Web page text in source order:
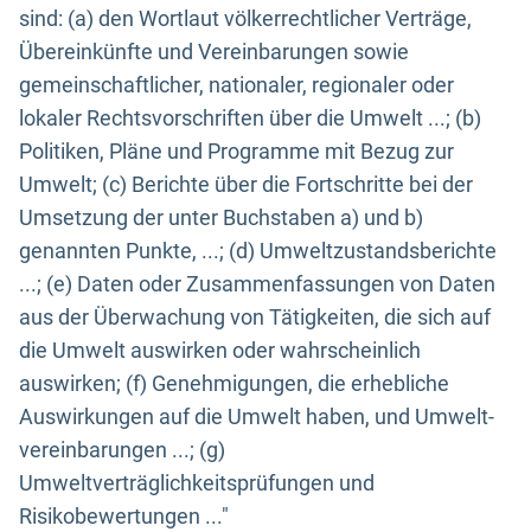
sind: (a) den Wortlaut völkerrechtlicher Verträge,
Übereinkünfte und Vereinbarungen sowie
gemeinschaftlicher, nationaler, regionaler oder
lokaler Rechtsvorschriften über die Umwelt ...; (b)
Politiken, Pläne und Programme mit Bezug zur
Umwelt; (c) Berichte über die Fortschritte bei der
Umsetzung der unter Buchstaben a) und b)
genannten Punkte, ...; (d) Umweltzustandsberichte
...; (e) Daten oder Zusammenfassungen von Daten
aus der Überwachung von Tätigkeiten, die sich auf
die Umwelt auswirken oder wahrscheinlich
auswirken; (f) Genehmigungen, die erhebliche
Auswirkungen auf die Umwelt haben, und Umwelt-
vereinbarungen ...; (g)
Umweltverträglichkeitsprüfungen und
Risikobewertungen ..."